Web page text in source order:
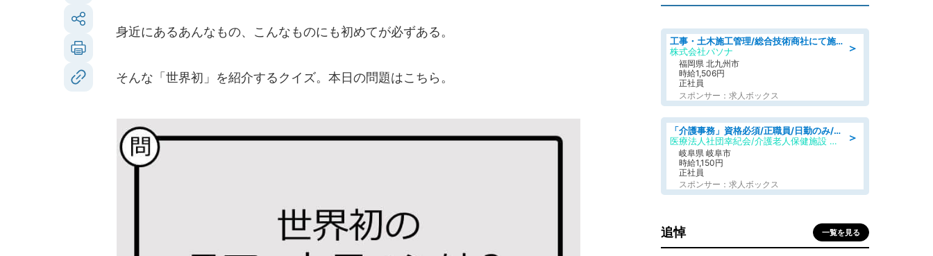
身近にあるあんなもの、こんなものにも初めてが必ずある。
そんな「世界初」を紹介するクイズ。本日の問題はこちら。
＞
工事・土木施工管理/総合技術商社にて施工管理のお仕事/即日勤務可/車通勤可/工事・土木施工管理/生産・品質管理
株式会社パソナ
福岡県 北九州市
時給1,506円
正社員
スポンサー：求人ボックス
＞
「介護事務」資格必須/正職員/日勤のみ/介護老人保健施設
医療法人社団幸紀会/介護老人保健施設 グリーンビラ安江
岐阜県 岐阜市
時給1,150円
正社員
スポンサー：求人ボックス
追悼 一覧を見る